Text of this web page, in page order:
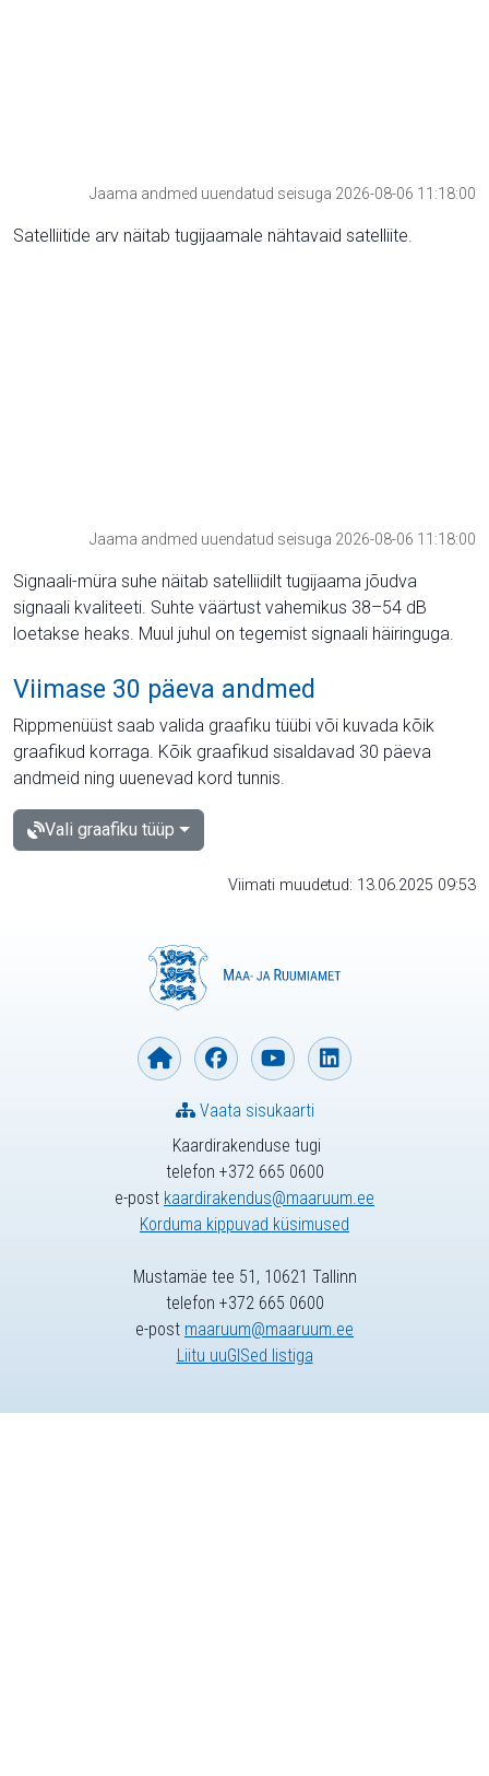
Jaama andmed uuendatud seisuga 2026-08-06 11:18:00
Satelliitide arv näitab tugijaamale nähtavaid satelliite.
Jaama andmed uuendatud seisuga 2026-08-06 11:18:00
Signaali-müra suhe näitab satelliidilt tugijaama jõudva
signaali kvaliteeti. Suhte väärtust vahemikus 38–54 dB
loetakse heaks. Muul juhul on tegemist signaali häiringuga.
Viimase 30 päeva andmed
Rippmenüüst saab valida graafiku tüübi või kuvada kõik
graafikud korraga. Kõik graafikud sisaldavad 30 päeva
andmeid ning uuenevad kord tunnis.
Vali graafiku tüüp
Viimati muudetud: 13.06.2025 09:53
Kaardirakenduse tugi
telefon +372 665 0600
e-post kaardirakendus@maaruum.ee
Korduma kippuvad küsimused
Vaata sisukaarti
Mustamäe tee 51, 10621 Tallinn
telefon +372 665 0600
e-post maaruum@maaruum.ee
Liitu uuGISed listiga